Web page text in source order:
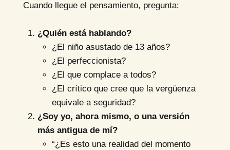
Cuando llegue el pensamiento, pregunta:
¿Quién está hablando?
¿El niño asustado de 13 años?
¿El perfeccionista?
¿El que complace a todos?
¿El crítico que cree que la vergüenza
equivale a seguridad?
¿Soy yo, ahora mismo, o una versión
más antigua de mí?
“¿Es esto una realidad del momento